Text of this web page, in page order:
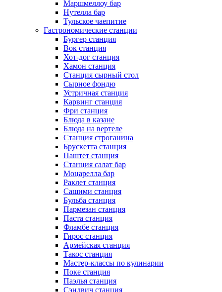
Маршмеллоу бар
Нутелла бар
Тульское чаепитие
Гастрономические станции
Бургер станция
Вок станция
Хот-дог станция
Хамон станция
Станция сырный стол
Сырное фондю
Устричная станция
Карвинг станция
Фри станция
Блюда в казане
Блюда на вертеле
Станция строганина
Брускетта станция
Паштет станция
Станция салат бар
Моцарелла бар
Раклет станция
Сашими станция
Бульба станция
Пармезан станция
Паста станция
Фламбе станция
Гирос станция
Армейская станция
Такос станция
Мастер-классы по кулинарии
Поке станция
Паэлья станция
Сэндвич станция